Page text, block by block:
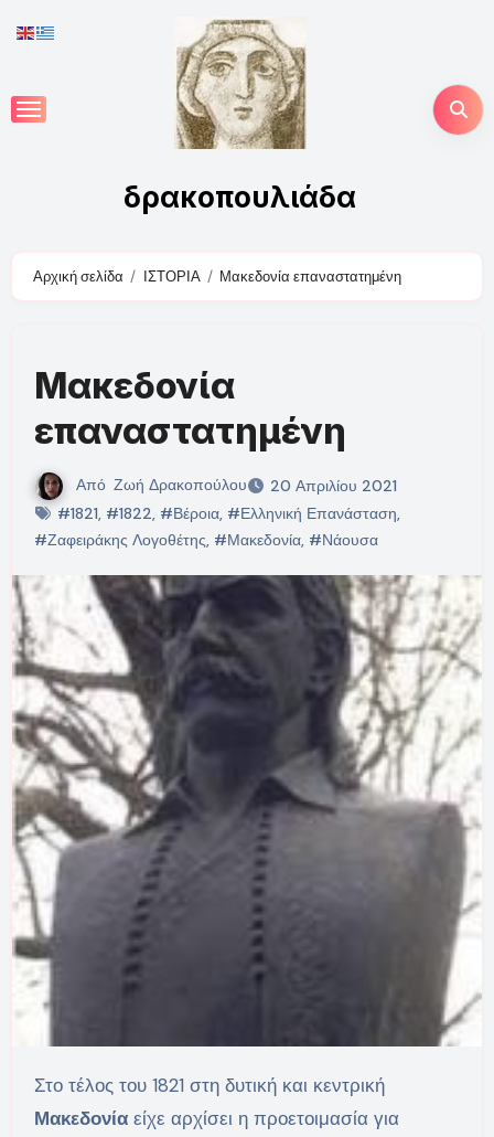
to
δρακοπουλιάδα
Αρχική σελίδα ΙΣΤΟΡΙΑ Μακεδονία επαναστατημένη
Μακεδονία
επαναστατημένη
Από Ζωή Δρακοπούλου
20 Απριλίου 2021
#1821, #1822, #Βέροια, #Ελληνική Επανάσταση,
#Ζαφειράκης Λογοθέτης, #Μακεδονία, #Νάουσα
Στο τέλος του 1821 στη δυτική και κεντρική
Μακεδονίαείχε αρχίσει η προετοιμασία για